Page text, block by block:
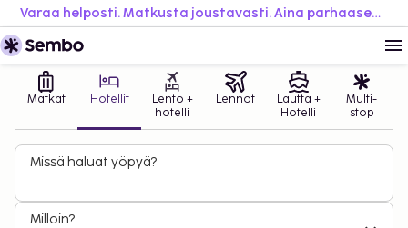
Varaa helposti. Matkusta joustavasti. Aina parhaaseen hintaan.
Matkat Hotellit
Lento +
hotelli
Lennot
Lautta +
Hotelli
Multi-
stop
Missä haluat yöpyä?
Milloin?